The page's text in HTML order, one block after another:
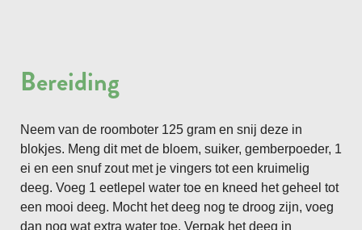
Bereiding
Neem van de roomboter 125 gram en snij deze in
blokjes. Meng dit met de bloem, suiker, gemberpoeder, 1
ei en een snuf zout met je vingers tot een kruimelig
deeg. Voeg 1 eetlepel water toe en kneed het geheel tot
een mooi deeg. Mocht het deeg nog te droog zijn, voeg
dan nog wat extra water toe. Verpak het deeg in